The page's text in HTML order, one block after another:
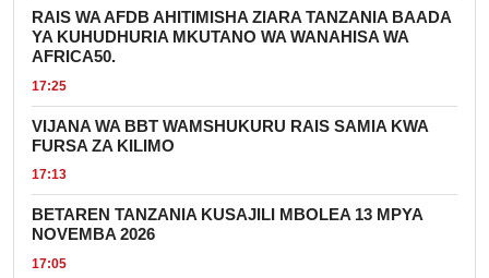
RAIS WA AFDB AHITIMISHA ZIARA TANZANIA BAADA
YA KUHUDHURIA MKUTANO WA WANAHISA WA
AFRICA50.
17:25
VIJANA WA BBT WAMSHUKURU RAIS SAMIA KWA
FURSA ZA KILIMO
17:13
BETAREN TANZANIA KUSAJILI MBOLEA 13 MPYA
NOVEMBA 2026
17:05